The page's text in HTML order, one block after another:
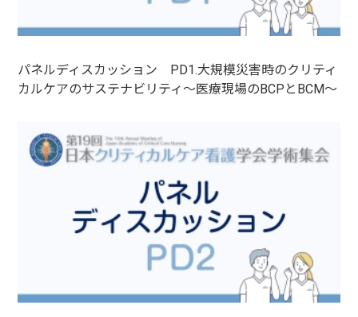
パネルディスカッション PD1.大規模災害時のクリティ
カルケアのサステナビリティ～医療現場のBCPとBCM～